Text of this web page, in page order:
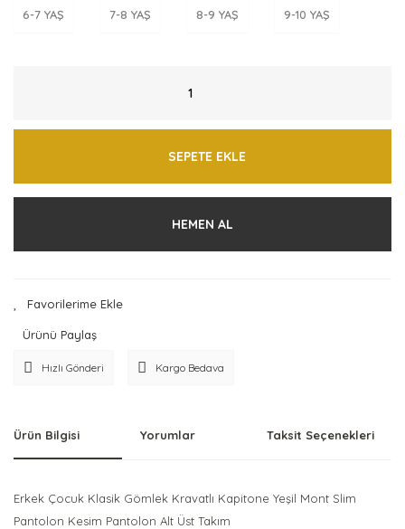
6-7 YAŞ 7-8 YAŞ 8-9 YAŞ 9-10 YAŞ
SEPETE EKLE
HEMEN AL
Ürünü Paylaş
Hızlı Gönderi Kargo Bedava
Ürün Bilgisi Yorumlar Taksit Seçenekleri
Erkek Çocuk Klasik Gömlek Kravatlı Kapitone Yeşil Mont Slim
Pantolon Kesim Pantolon Alt Üst Takım